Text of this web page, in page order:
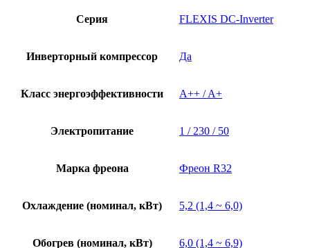
Серия FLEXIS DC-Inverter
Инверторный компрессор Да
Класс энергоэффективности A++ / A+
Электропитание 1 / 230 / 50
Марка фреона Фреон R32
Охлаждение (номинал, кВт) 5,2 (1,4 ~ 6,0)
Обогрев (номинал, кВт) 6,0 (1,4 ~ 6,9)